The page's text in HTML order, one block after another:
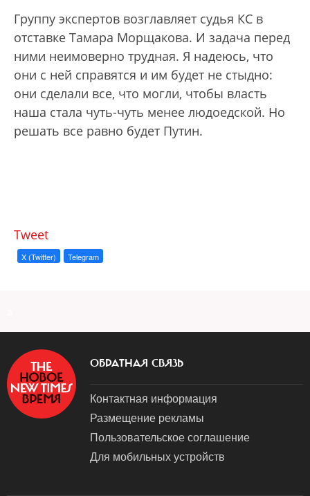
Группу экспертов возглавляет судья КС в
отставке Тамара Морщакова. И задача перед
ними неимоверно трудная. Я надеюсь, что
они с ней справятся и им будет не стыдно:
они сделали все, что могли, чтобы власть
наша стала чуть-чуть менее людоедской. Но
решать все равно будет Путин.
Tweet
X (Twitter) Telegram
ОБРАТНАЯ СВЯЗЬ
Контактная информация
Размещение рекламы
Пользовательское соглашение
Для мобильных устройств